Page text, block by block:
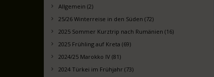
Allgemein (2)
25/26 Winterreise in den Süden (72)
2025 Sommer Kurztrip nach Rumänien (16)
2025 Frühling auf Kreta (69)
2024/25 Marokko IV (81)
2024 Türkei im Frühjahr (73)